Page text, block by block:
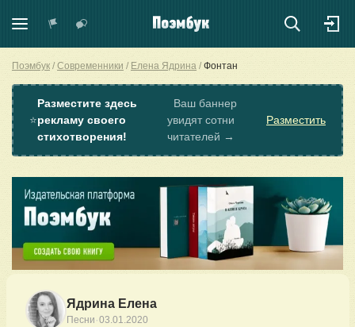
Поэмбук Современники Елена Ядрина Фонтан
⭐
Разместите здесь
рекламу своего
стихотворения!
Ваш баннер
увидят сотни
читателей →
Разместить
Ядрина Елена
Песни ·03.01.2020